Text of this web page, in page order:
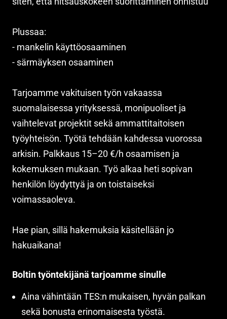
Plussaa:
- mankelin käyttöosaaminen
- särmäyksen osaaminen
Tarjoamme vakituisen työn vakaassa
suomalaisessa yrityksessä, monipuoliset ja
vaihtelevat projektit sekä ammattitaitoisen
työyhteisön. Työtä tehdään kahdessa vuorossa
arkisin. Palkkaus 15–20 €/h osaamisen ja
kokemuksen mukaan. Työ alkaa heti sopivan
henkilön löydyttyä ja on toistaiseksi
voimassaoleva.
Hae pian, sillä hakemuksia käsitellään jo
hakuaikana!
Boltin työntekijänä tarjoamme sinulle
Aina vähintään TES:n mukaisen, hyvän palkan
sekä bonusta erinomaisesta työstä.